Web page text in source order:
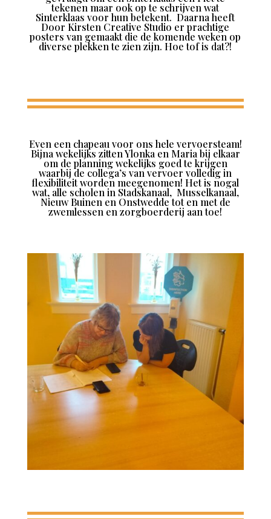
tekenen maar ook op te schrijven wat
Sinterklaas voor hun betekent. Daarna heeft
Door Kirsten Creative Studio er prachtige
posters van gemaakt die de komende weken op
diverse plekken te zien zijn. Hoe tof is dat?!
Even een chapeau voor ons hele vervoersteam!
Bijna wekelijks zitten Ylonka en Maria bij elkaar
om de planning wekelijks goed te krijgen
waarbij de collega’s van vervoer volledig in
flexibiliteit worden meegenomen! Het is nogal
wat, alle scholen in Stadskanaal, Musselkanaal,
Nieuw Buinen en Onstwedde tot en met de
zwemlessen en zorgboerderij aan toe!